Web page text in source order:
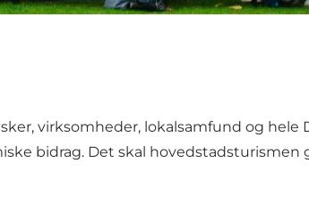
virksomheder, lokalsamfund og hele
bidrag. Det skal